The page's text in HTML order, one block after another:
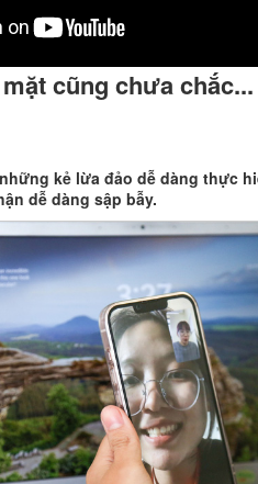
cũng chưa
kẻ lừa đảo dễ dàng thực
dễ dàng sập bẫy.